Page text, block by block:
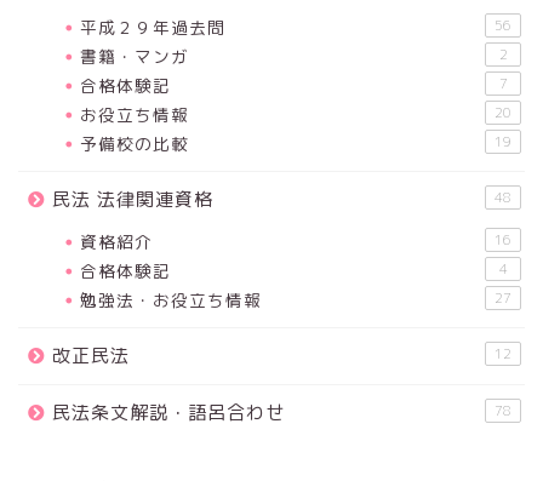
平成２９年過去問 56
書籍・マンガ 2
合格体験記 7
お役立ち情報 20
予備校の比較 19
民法 法律関連資格 48
資格紹介 16
合格体験記 4
勉強法・お役立ち情報 27
改正民法 12
民法条文解説・語呂合わせ 78